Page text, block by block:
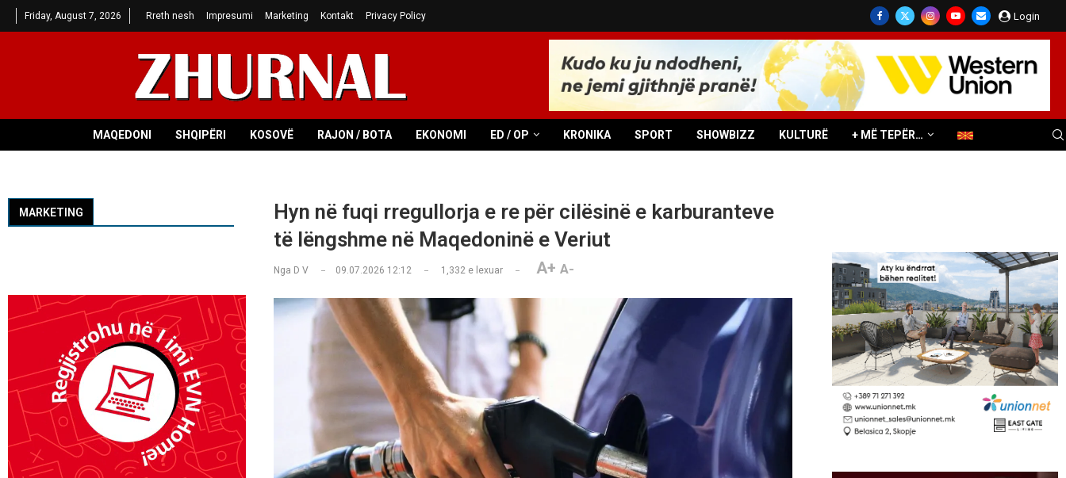
Friday, August 7, 2026 Rreth nesh Impresumi Marketing Kontakt Privacy Policy Login
MAQEDONI SHQIPËRI KOSOVË RAJON / BOTA EKONOMI ED / OP KRONIKA SPORT SHOWBIZZ KULTURË + MË TEPËR…
Hyn në fuqi rregullorja e re për cilësinë e karburanteve
të lëngshme në Maqedoninë e Veriut
Nga D V 09.07.2026 12:12 1,332e lexuar A+ A-
MARKETING